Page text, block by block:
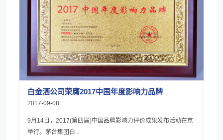
白金酒公司荣膺2017中国年度影响力品牌
2017-09-08
9月14日，2017(第四届)中国品牌影响力评价成果发布活动在京
举行。茅台集团白...